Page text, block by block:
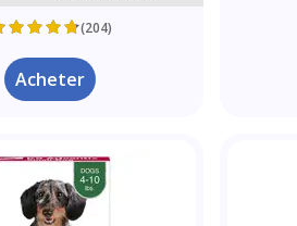
(204)
Acheter